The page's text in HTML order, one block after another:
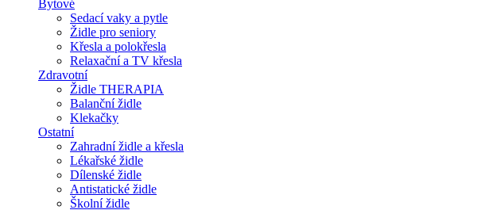
Bytové
Sedací vaky a pytle
Židle pro seniory
Křesla a polokřesla
Relaxační a TV křesla
Zdravotní
Židle THERAPIA
Balanční židle
Klekačky
Ostatní
Zahradní židle a křesla
Lékařské židle
Dílenské židle
Antistatické židle
Školní židle